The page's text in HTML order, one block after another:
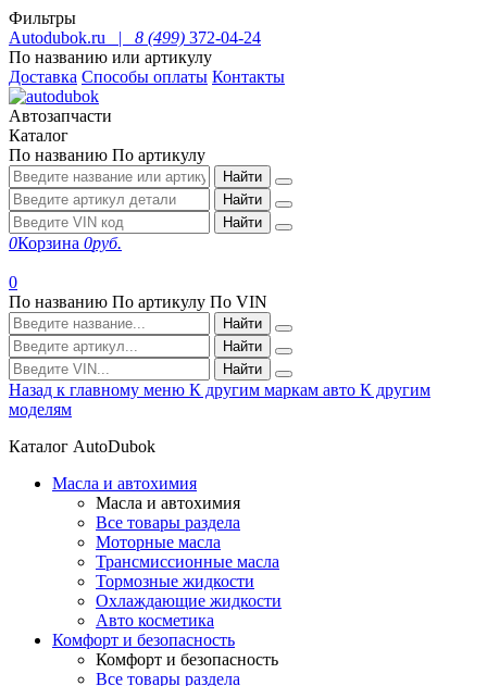
Фильтры
Autodubok.ru |
8 (499) 372-04-24
По названию или артикулу
Доставка Способы оплаты Контакты
Автозапчасти
Каталог
По названию По артикулу
Найти
Найти
Найти
0Корзина 0руб.
0
По названию По артикулу По VIN
Найти
Найти
Найти
Назад к главному меню К другим маркам авто К другим
моделям
Каталог AutoDubok
Масла и автохимия
Масла и автохимия
Все товары раздела
Моторные масла
Трансмиссионные масла
Тормозные жидкости
Охлаждающие жидкости
Авто косметика
Комфорт и безопасность
Комфорт и безопасность
Все товары раздела